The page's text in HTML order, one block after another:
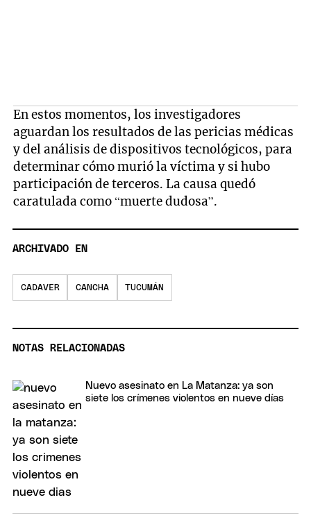
En estos momentos, los investigadores
aguardan los resultados de las pericias médicas
y del análisis de dispositivos tecnológicos, para
determinar cómo murió la víctima y si hubo
participación de terceros. La causa quedó
caratulada como “muerte dudosa”.
ARCHIVADO EN
CADAVER CANCHA TUCUMÁN
NOTAS RELACIONADAS
Nuevo asesinato en La Matanza: ya son
siete los crímenes violentos en nueve días